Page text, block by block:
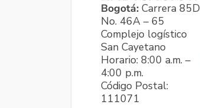
Bogotá: Carrera 85D
No. 46A – 65
Complejo logístico
San Cayetano
Horario: 8:00 a.m. –
4:00 p.m.
Código Postal:
111071